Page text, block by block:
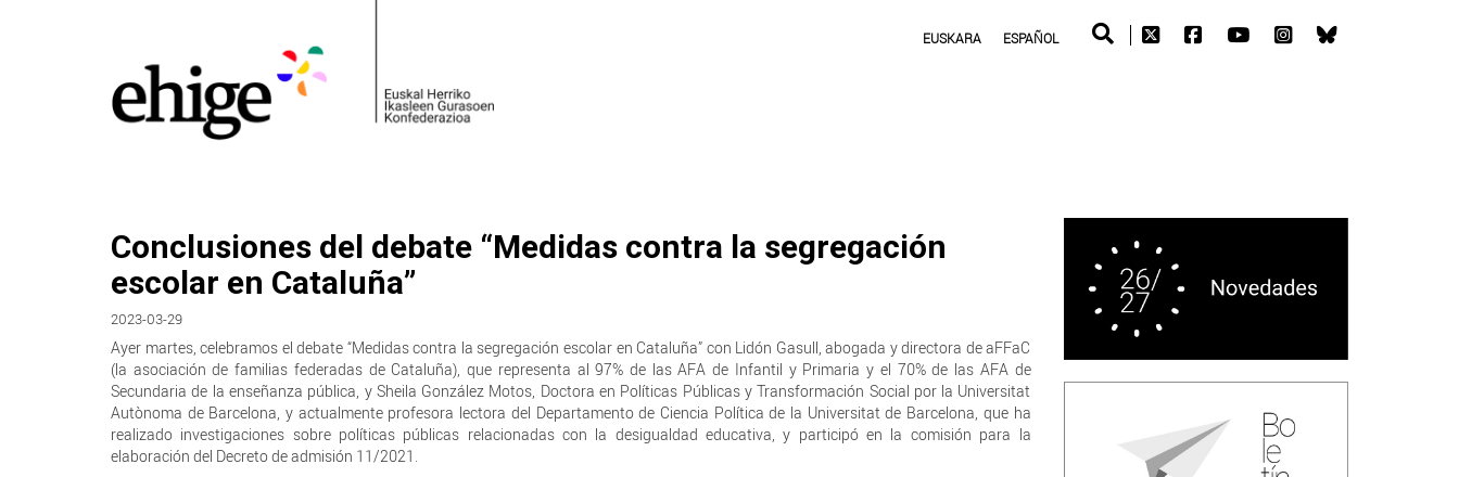
EUSKARA ESPAÑOL
Conclusiones del debate “Medidas contra la segregación
escolar en Cataluña”
2023-03-29
Ayer martes, celebramos el debate “Medidas contra la segregación escolar en Cataluña” con Lidón Gasull, abogada y directora de aFFaC
(la asociación de familias federadas de Cataluña), que representa al 97% de las AFA de Infantil y Primaria y el 70% de las AFA de
Secundaria de la enseñanza pública, y Sheila González Motos, Doctora en Políticas Públicas y Transformación Social por la Universitat
Autònoma de Barcelona, y actualmente profesora lectora del Departamento de Ciencia Política de la Universitat de Barcelona, que ha
realizado investigaciones sobre políticas públicas relacionadas con la desigualdad educativa, y participó en la comisión para la
elaboración del Decreto de admisión 11/2021.